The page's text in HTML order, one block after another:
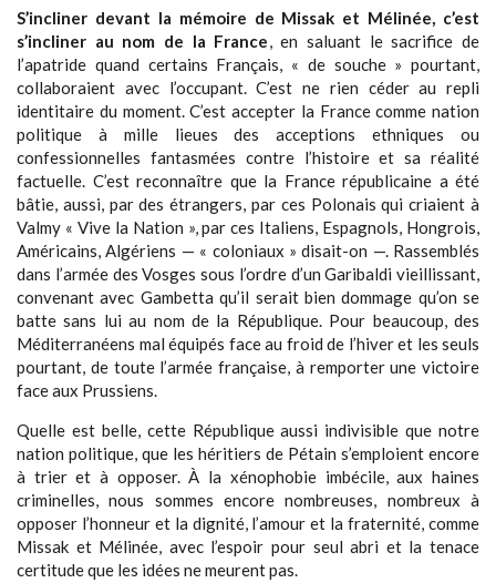
S’incliner devant la mémoire de Missak et Mélinée, c’est
s’incliner au nom de la France, en saluant le sacrifice de
l’apatride quand certains Français, « de souche » pourtant,
collaboraient avec l’occupant. C’est ne rien céder au repli
identitaire du moment. C’est accepter la France comme nation
politique à mille lieues des acceptions ethniques ou
confessionnelles fantasmées contre l’histoire et sa réalité
factuelle. C’est reconnaître que la France républicaine a été
bâtie, aussi, par des étrangers, par ces Polonais qui criaient à
Valmy « Vive la Nation », par ces Italiens, Espagnols, Hongrois,
Américains, Algériens — « coloniaux » disait-on —. Rassemblés
dans l’armée des Vosges sous l’ordre d’un Garibaldi vieillissant,
convenant avec Gambetta qu’il serait bien dommage qu’on se
batte sans lui au nom de la République. Pour beaucoup, des
Méditerranéens mal équipés face au froid de l’hiver et les seuls
pourtant, de toute l’armée française, à remporter une victoire
face aux Prussiens.
Quelle est belle, cette République aussi indivisible que notre
nation politique, que les héritiers de Pétain s’emploient encore
à trier et à opposer. À la xénophobie imbécile, aux haines
criminelles, nous sommes encore nombreuses, nombreux à
opposer l’honneur et la dignité, l’amour et la fraternité, comme
Missak et Mélinée, avec l’espoir pour seul abri et la tenace
certitude que les idées ne meurent pas.